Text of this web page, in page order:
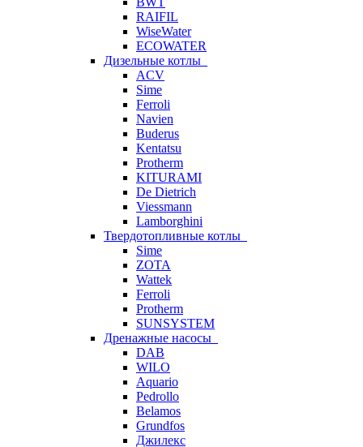
RAIFIL
WiseWater
ECOWATER
Дизельные котлы
ACV
Sime
Ferroli
Navien
Buderus
Kentatsu
Protherm
KITURAMI
De Dietrich
Viessmann
Lamborghini
Твердотопливные котлы
Sime
ZOTA
Wattek
Ferroli
Protherm
SUNSYSTEM
Дренажные насосы
DAB
WILO
Aquario
Pedrollo
Belamos
Grundfos
Джилекс